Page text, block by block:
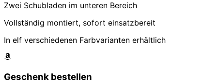
Zwei Schubladen im unteren Bereich
Vollständig montiert, sofort einsatzbereit
In elf verschiedenen Farbvarianten erhältlich
Geschenk bestellen